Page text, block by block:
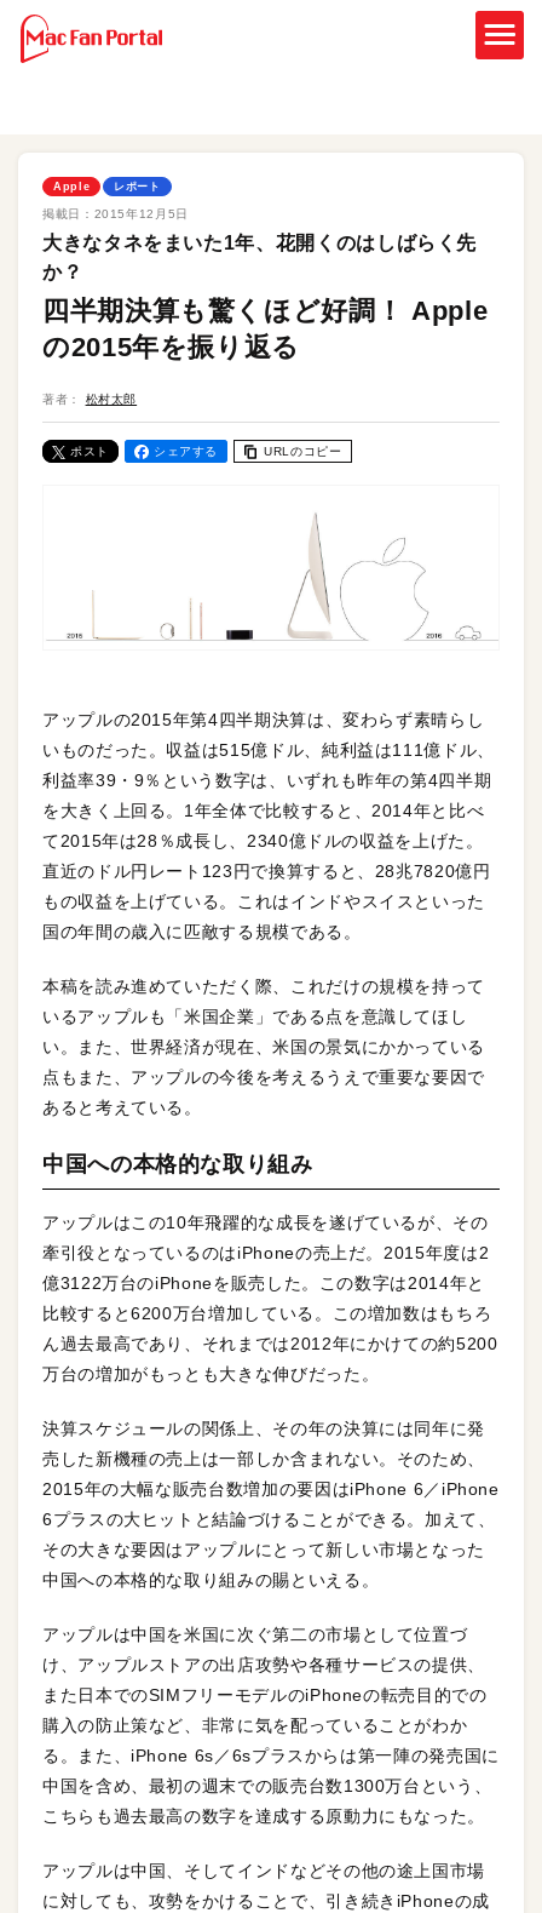
Apple レポート
掲載日： 2015年12月5日
大きなタネをまいた1年、花開くのはしばらく先
か？
四半期決算も驚くほど好調！ Apple
の2015年を振り返る
著者： 松村太郎
ポスト シェアする URLのコピー
アップルの2015年第4四半期決算は、変わらず素晴らし
いものだった。収益は515億ドル、純利益は111億ドル、
利益率39・9％という数字は、いずれも昨年の第4四半期
を大きく上回る。1年全体で比較すると、2014年と比べ
て2015年は28％成長し、2340億ドルの収益を上げた。
直近のドル円レート123円で換算すると、28兆7820億円
もの収益を上げている。これはインドやスイスといった
国の年間の歳入に匹敵する規模である。
本稿を読み進めていただく際、これだけの規模を持って
いるアップルも「米国企業」である点を意識してほし
い。また、世界経済が現在、米国の景気にかかっている
点もまた、アップルの今後を考えるうえで重要な要因で
あると考えている。
中国への本格的な取り組み
アップルはこの10年飛躍的な成長を遂げているが、その
牽引役となっているのはiPhoneの売上だ。2015年度は2
億3122万台のiPhoneを販売した。この数字は2014年と
比較すると6200万台増加している。この増加数はもちろ
ん過去最高であり、それまでは2012年にかけての約5200
万台の増加がもっとも大きな伸びだった。
決算スケジュールの関係上、その年の決算には同年に発
売した新機種の売上は一部しか含まれない。そのため、
2015年の大幅な販売台数増加の要因はiPhone 6／iPhone
6プラスの大ヒットと結論づけることができる。加えて、
その大きな要因はアップルにとって新しい市場となった
中国への本格的な取り組みの賜といえる。
アップルは中国を米国に次ぐ第二の市場として位置づ
け、アップルストアの出店攻勢や各種サービスの提供、
また日本でのSIMフリーモデルのiPhoneの転売目的での
購入の防止策など、非常に気を配っていることがわか
る。また、iPhone 6s／6sプラスからは第一陣の発売国に
中国を含め、最初の週末での販売台数1300万台という、
こちらも過去最高の数字を達成する原動力にもなった。
アップルは中国、そしてインドなどその他の途上国市場
に対しても、攻勢をかけることで、引き続きiPhoneの成